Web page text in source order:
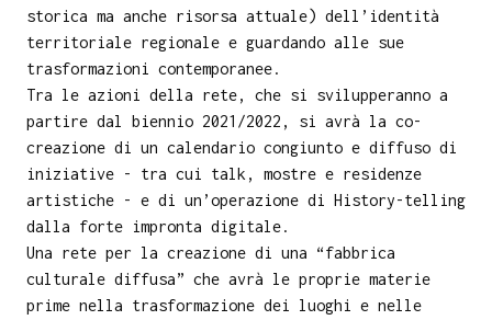
storica ma anche risorsa attuale) dell’identità
territoriale regionale e guardando alle sue
trasformazioni contemporanee.
Tra le azioni della rete, che si svilupperanno a
partire dal biennio 2021/2022, si avrà la co-
creazione di un calendario congiunto e diffuso di
iniziative - tra cui talk, mostre e residenze
artistiche - e di un’operazione di History-telling
dalla forte impronta digitale.
Una rete per la creazione di una “fabbrica
culturale diffusa” che avrà le proprie materie
prime nella trasformazione dei luoghi e nelle